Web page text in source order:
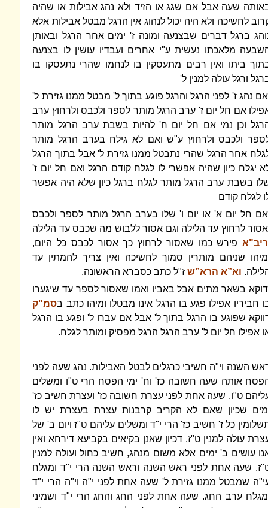
שעה אבל אם שגג או הזיד ולא נהג אבילות או שהיה
לחשיכה ולא היה יכול לנהוג אין הרגל מבטל אבילות אלא
ברגל דברים שבצנעה ומונה ז' ימים אחר הרגל ובאותן
מלאכתו נעשית ע"י אחרים ועבדיו עושין לו בצנעה
ביתו ואין רבים מתעסקין בו לנחמו שהרי נתעסקו בו
ורגל עולה למנין ל'
נהג ז' לפני הרגל והרגל פוגע בתוך ל' מבטל ממנו גזירת ל'
אם חל יום ז' ערב הרגל מותר לספר ולכבס ולרחוץ ערב
וכן נמי אם חל יום ח' להיות בשבת ערב הרגל מותר
ולכבס ולרחוץ ע"ש ואם לא גילח בערב הרגל מותר
אחר הרגל שהרי נתבטל ממנו גזירת ל' אבל בתוך הרגל
יגלח כיון שהיה אפשרי לו לגלח קודם הרגל ואם חל יום ז'
בשבת ערב הרגל מותר לגלח ברגל כיון שלא היה אפשר
לגלח קודם
חל יום א' או יום ו' שלו בערב הרגל מותר לספר ולכבס
לרחוץ עד הלילה וגם אסור ללבוש מה שכבס עד הלילה
ריב"א פירש כמו שאסור לרחוץ כך אסור לכבס כל היום,
שניהם מותרין סמוך לחשיכה ואין צריך להמתין עד
וא”א הרא”ש ז"ל כתב כסברא הראשונה.
בשאר מתים אבל באביו ואמו שאסור לספר עד שיגערו
חביריו אפילו פגע בו הרגל אינו מבטלו ומיהו כתב בסמ"ק
שפוגע בו הרגל בתוך ל' אבל אם עברו ל' ופגע בו הרגל
אפילו חל יום ל' ערב הרגל הרגל מפסיק ומותר לגלח.
השנה וי"ה חשיבי כרגלים לבטל האבילות. נהג שעה לפני
אותה שעה חשובה כז' וח' ימי הפסח הרי ט"ו ומשלים
ט"ו. שעה אחת לפני עצרת חשובה כז' ועצרת חשיב כז'
שכיון שאם לא הקריב קרבנות עצרת בעצרת יש לו
כל ז' חשיב כז' הרי י"ד ומשלים עליהם ט"ז ויום ב' של
עולה למנין ט"ז. דכיון שאנן בקיאים בקביעא דירחא ואין
עושים ב' ימים אלא משום מנהג, חשיב כחול ועולה למנין
שעה אחת לפני ראש השנה וראש השנה הרי י"ד ומגלח
שמבטל ממנו גזירת ל' שעה אחת לפני י"ה וי"ה הרי י"ד
ערב החג. שעה אחת לפני החג והחג הרי י"ד ושמיני